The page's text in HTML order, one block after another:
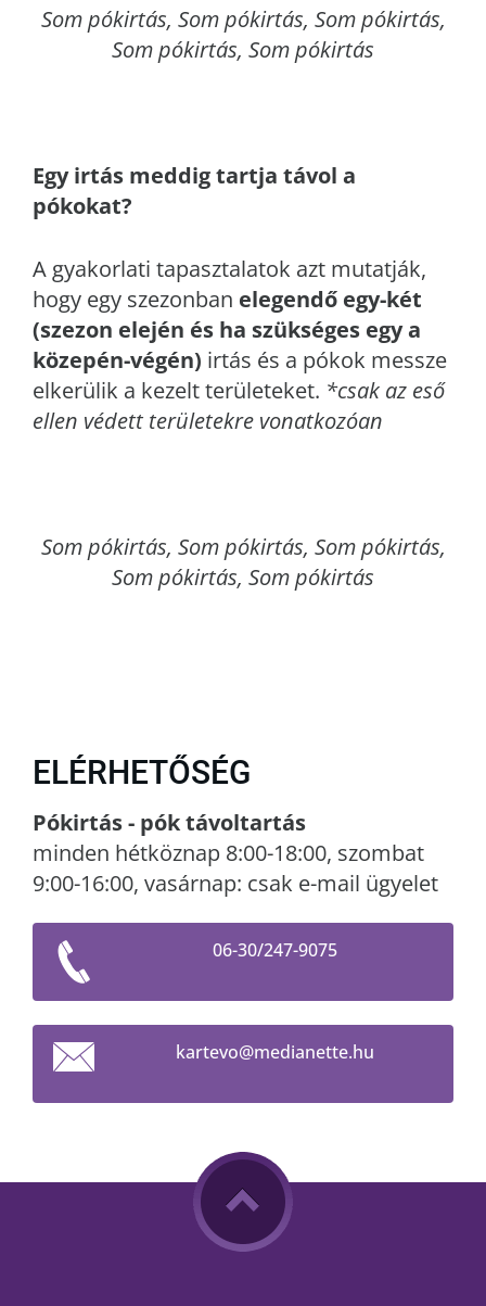
Sompókirtás, Som pókirtás, Som pókirtás,
Som pókirtás, Som pókirtás
Egy irtás meddig tartja távol a
pókokat?
A gyakorlati tapasztalatok azt mutatják,
hogy egy szezonban elegendő egy-két
(szezon elején és ha szükséges egy a
közepén-végén) irtás és a pókok messze
elkerülik a kezelt területeket. *csak az eső
ellen védett területekre vonatkozóan
Sompókirtás, Som pókirtás, Som pókirtás,
Som pókirtás, Som pókirtás
ELÉRHETŐSÉG
Pókirtás - pók távoltartás
minden hétköznap 8:00-18:00, szombat
9:00-16:00, vasárnap: csak e-mail ügyelet
06-30/247-9075
kartevo@medianette.hu